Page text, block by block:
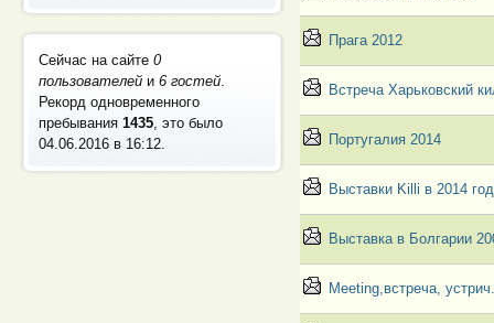
Сейчас на сайте0
пользователей и6 гостей
Рекорд одновременного
пребывания1435 , это было
04.06.2016 в 16:12
Прага 2012
Встреча Харьковский
Португалия 2014
Выставки Killi в 2014
Выставка в Болгарии
Meeting,встреча,